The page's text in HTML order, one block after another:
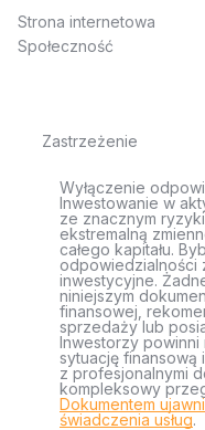
Strona internetowa
Społeczność
Zastrzeżenie
Wyłączenie
Inwestowanie w
ze znacznym
ekstremalną
całego kapitału.
odpowiedzialności
inwestycyjne.
niniejszym
finansowej,
sprzedaży lub
Inwestorzy
sytuację finansową
z profesjonalnymi
kompleksowy
Dokumentem
świadczenia usług.